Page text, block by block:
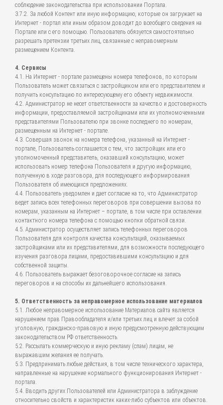
соблюдение законодательства при использовании Портала.
3.7.2. За любой Контент или иную информацию, которые он загружает на
Интернет - портал или иным образом доводит до всеобщего сведения на
Портале или с его помощью. Пользователь обязуется самостоятельно
разрешать претензии третьих лиц, связанные с неправомерным
размещением Контента.
4. Сервисы
4.1. На Интернет - портале размещены номера телефонов, по которым
Пользователь может связаться с застройщиком или его представителем и
получить консультацию по интересующему его объекту недвижимости.
4.2. Администратор не несет ответственности за качество и достоверность
информации, предоставляемой застройщиками или их уполномоченными
представителями Пользователю при звонке последнего по номерам,
размещенным на Интернет - портале.
4.3. Совершая звонок на номера телефона, указанный на Интернет -
портале, Пользователь соглашается с тем, что застройщик или его
уполномоченный представитель, оказавший консультацию, может
использовать номер телефона Пользователя и другую информацию,
полученную в ходе разговора, для последующего информирования
Пользователя об имеющихся предложениях.
4.4. Пользователь уведомлен и дает согласие на то, что Администратор
ведет запись всех телефонных переговоров при совершении вызова по
номерам, указанным на Интернет – портале, в том числе при оставлении
контактного номера телефона с помощью кнопки обратной связи.
4.5. Администратор осуществляет запись телефонных переговоров
Пользователя для контроля качества консультаций, оказываемых
застройщиками или их представителями, для возможности последующего
изучения разговора лицами, предоставившими консультацию и для
собственной защиты.
4.6. Пользователь выражает безоговорочное согласие на запись
переговоров и на способы их дальнейшего использования.
5. Ответственность за неправомерное использование материалов
5.1. Любое неправомерное использование Материалов сайта является
нарушением прав Правообладателя и/или третьих лиц и влечет за собой
уголовную, гражданско-правовую и иную предусмотренную действующим
законодательством РФ ответственность.
5.2. Рассылать коммерческую и иную рекламу (спам) лицам, не
выражавшим желания ее получать.
5.3. Предпринимать любые действия, в том числе технического характера,
направленные на нарушение нормального функционирования Интернет -
портала.
5.4. Вводить других Пользователей или Администратора в заблуждение
относительно свойств и характеристик каких-либо субъектов или объектов.